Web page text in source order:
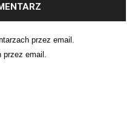
przez email.
przez email.